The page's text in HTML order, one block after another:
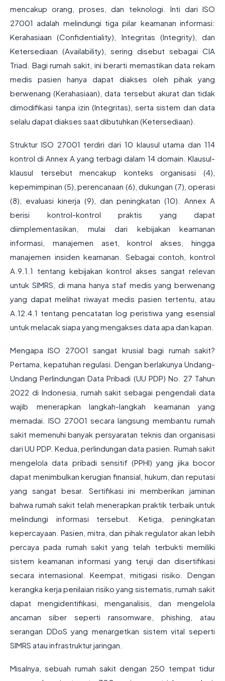
mencakup orang, proses, dan teknologi. Inti dari ISO
27001 adalah melindungi tiga pilar keamanan informasi:
Kerahasiaan (Confidentiality), Integritas (Integrity), dan
Ketersediaan (Availability), sering disebut sebagai CIA
Triad. Bagi rumah sakit, ini berarti memastikan data rekam
medis pasien hanya dapat diakses oleh pihak yang
berwenang (Kerahasiaan), data tersebut akurat dan tidak
dimodifikasi tanpa izin (Integritas), serta sistem dan data
selalu dapat diakses saat dibutuhkan (Ketersediaan).
Struktur ISO 27001 terdiri dari 10 klausul utama dan 114
kontrol di Annex A yang terbagi dalam 14 domain. Klausul-
klausul tersebut mencakup konteks organisasi (4),
kepemimpinan (5), perencanaan (6), dukungan (7), operasi
(8), evaluasi kinerja (9), dan peningkatan (10). Annex A
berisi kontrol-kontrol praktis yang dapat
diimplementasikan, mulai dari kebijakan keamanan
informasi, manajemen aset, kontrol akses, hingga
manajemen insiden keamanan. Sebagai contoh, kontrol
A.9.1.1 tentang kebijakan kontrol akses sangat relevan
untuk SIMRS, di mana hanya staf medis yang berwenang
yang dapat melihat riwayat medis pasien tertentu, atau
A.12.4.1 tentang pencatatan log peristiwa yang esensial
untuk melacak siapa yang mengakses data apa dan kapan.
Mengapa ISO 27001 sangat krusial bagi rumah sakit?
Pertama, kepatuhan regulasi. Dengan berlakunya Undang-
Undang Perlindungan Data Pribadi (UU PDP) No. 27 Tahun
2022 di Indonesia, rumah sakit sebagai pengendali data
wajib menerapkan langkah-langkah keamanan yang
memadai. ISO 27001 secara langsung membantu rumah
sakit memenuhi banyak persyaratan teknis dan organisasi
dari UU PDP. Kedua, perlindungan data pasien. Rumah sakit
mengelola data pribadi sensitif (PPHI) yang jika bocor
dapat menimbulkan kerugian finansial, hukum, dan reputasi
yang sangat besar. Sertifikasi ini memberikan jaminan
bahwa rumah sakit telah menerapkan praktik terbaik untuk
melindungi informasi tersebut. Ketiga, peningkatan
kepercayaan. Pasien, mitra, dan pihak regulator akan lebih
percaya pada rumah sakit yang telah terbukti memiliki
sistem keamanan informasi yang teruji dan disertifikasi
secara internasional. Keempat, mitigasi risiko. Dengan
kerangka kerja penilaian risiko yang sistematis, rumah sakit
dapat mengidentifikasi, menganalisis, dan mengelola
ancaman siber seperti ransomware, phishing, atau
serangan DDoS yang menargetkan sistem vital seperti
SIMRS atau infrastruktur jaringan.
Misalnya, sebuah rumah sakit dengan 250 tempat tidur